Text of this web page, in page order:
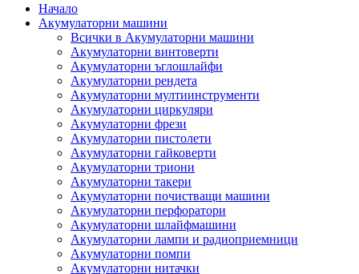
Начало
Акумулаторни машини
Всички в Акумулаторни машини
Акумулаторни винтоверти
Акумулаторни ъглошлайфи
Акумулаторни рендета
Акумулаторни мултиинструменти
Акумулаторни циркуляри
Акумулаторни фрези
Акумулаторни пистолети
Акумулаторни гайковерти
Акумулаторни триони
Акумулаторни такери
Акумулаторни почистващи машини
Акумулаторни перфоратори
Акумулаторни шлайфмашини
Акумулаторни лампи и радиоприемници
Акумулаторни помпи
Акумулаторни нитачки